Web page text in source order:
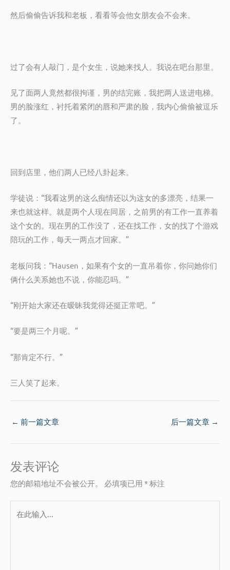
然后偷偷告诉我和老板，看看等会他女朋友会不会来。
过了会有人敲门，是个女生，说她来找人。我说在吧台那里。
见了面两人竟然都很拘谨，男的结完账，我把两人送进电梯。
男的脸涨红，衬托着紧闭的唇和严肃的脸，我内心偷偷被逗乐
了。
回到店里，他们两人已经八卦起来。
学徒说：“我看这男的这么痴情还以为这女的多漂亮，结果一
来也就这样。就是两个人现在同居，之前男的有工作一直养着
这个女的。现在男的工作没了，还在找工作，女的找了个游戏
陪玩的工作，每天一两点才回家。”
老板问我：“Hausen，如果有个女的一直吊着你，你问她你们
俩什么关系她也不说，你能忍吗。”
“刚开始大家还在暧昧我觉得还挺正常吧。”
“要是两三个月呢。”
“那肯定不行。”
三人笑了起来。
← 前一篇文章 后一篇文章 →
发表评论
您的邮箱地址不会被公开。 必填项已用 *标注